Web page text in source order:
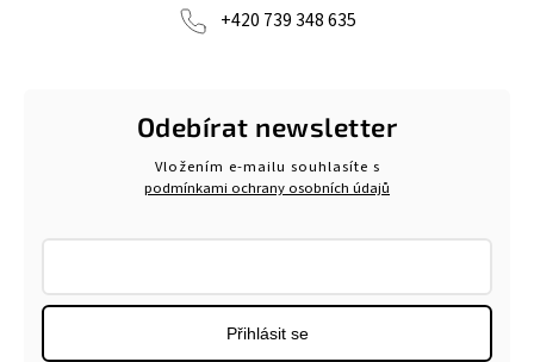
+420 739 348 635
Odebírat newsletter
Vložením e-mailu souhlasíte s
podmínkami ochrany osobních údajů
Přihlásit se